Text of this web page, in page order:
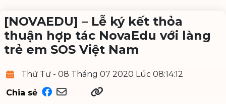
[NOVAEDU] – Lễ ký kết thỏa
thuận hợp tác NovaEdu với làng
trẻ em SOS Việt Nam
Thứ Tư - 08 Tháng 07 2020 Lúc 08:14:12
Chia sẻ